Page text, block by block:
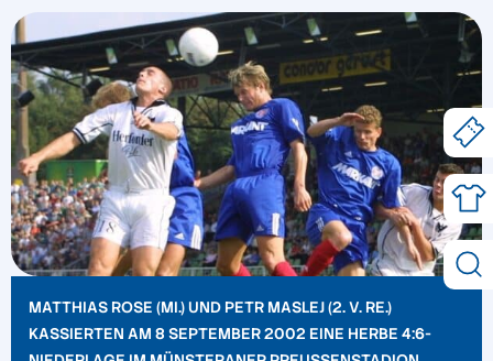
MATTHIAS ROSE (MI.) UND PETR MASLEJ (2. V. RE.)
KASSIERTEN AM 8 SEPTEMBER 2002 EINE HERBE 4:6-